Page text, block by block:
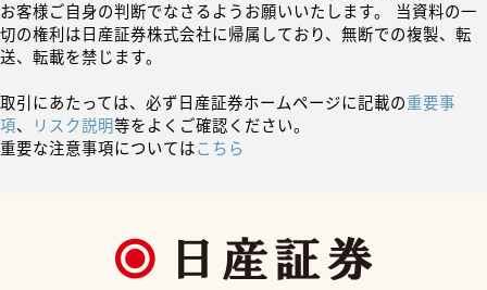
お客様ご自身の判断でなさるようお願いいたします。 当資料の一
切の権利は日産証券株式会社に帰属しており、無断での複製、転
送、転載を禁じます。
取引にあたっては、必ず日産証券ホームページに記載の重要事
項、 リスク説明等をよくご確認ください。
重要な注意事項についてはこちら